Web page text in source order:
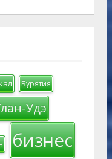
Бурятия
Удэ
бизнес